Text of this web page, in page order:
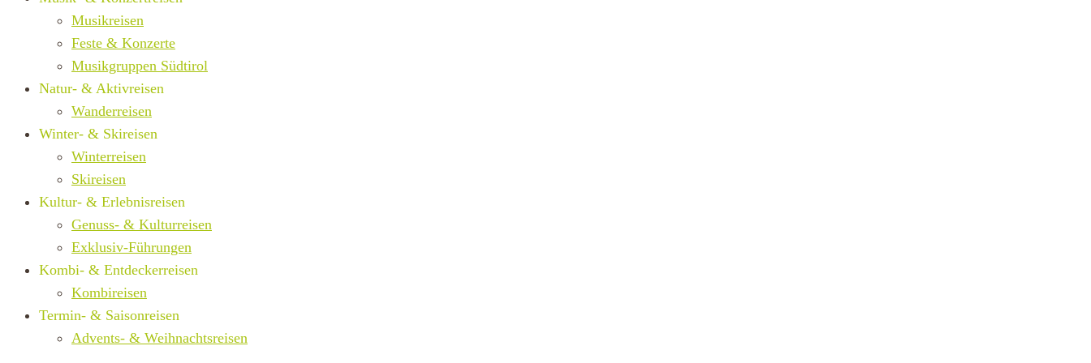
Musikreisen
Feste & Konzerte
Musikgruppen Südtirol
Natur- & Aktivreisen
Wanderreisen
Winter- & Skireisen
Winterreisen
Skireisen
Kultur- & Erlebnisreisen
Genuss- & Kulturreisen
Exklusiv-Führungen
Kombi- & Entdeckerreisen
Kombireisen
Termin- & Saisonreisen
Advents- & Weihnachtsreisen